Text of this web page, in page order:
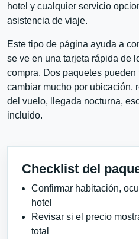
hotel y cualquier servicio
asistencia de viaje.
Este tipo de página ayuda a
se ve en una tarjeta rápida de
compra. Dos paquetes
cambiar mucho por ubicación,
del vuelo, llegada nocturna,
incluido.
Checklist del
Confirmar habitación,
hotel
Revisar si el precio
total